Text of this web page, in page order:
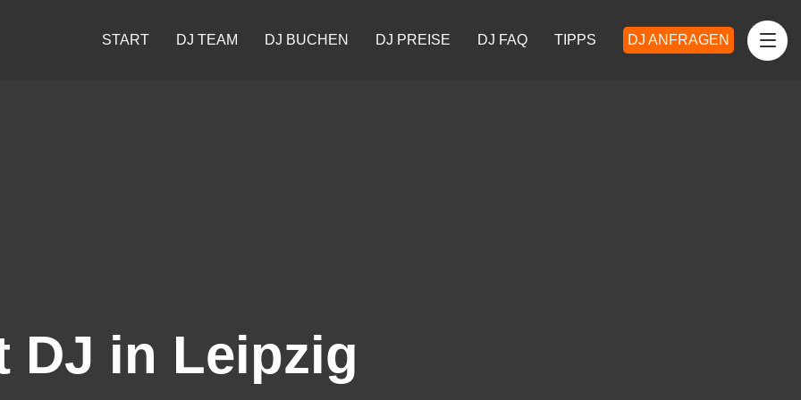
START DJ TEAM DJ BUCHEN DJ PREISE DJ FAQ TIPPS DJ ANFRAGEN
DJ in Leipzig